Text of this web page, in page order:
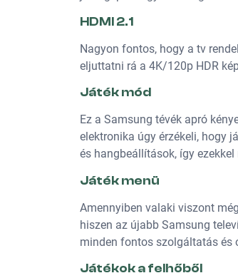
HDMI 2.1
Nagyon fontos, hogy a tv
eljuttatni rá a 4K/120p HDR
Játék mód
Ez a Samsung tévék apró
elektronika úgy érzékeli, hogy
és hangbeállítások, így
Játék menü
Amennyiben valaki viszont
hiszen az újabb Samsung
minden fontos szolgáltatás és
Játékok a felhőből